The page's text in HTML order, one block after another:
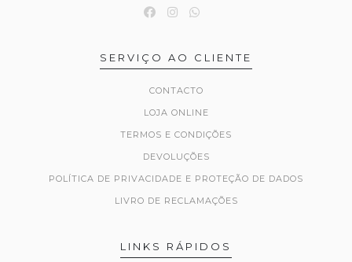
SERVIÇO AO CLIENTE
CONTACTO
LOJA ONLINE
TERMOS E CONDIÇÕES
DEVOLUÇÕES
POLÍTICA DE PRIVACIDADE E PROTEÇÃO DE DADOS
LIVRO DE RECLAMAÇÕES
LINKS RÁPIDOS